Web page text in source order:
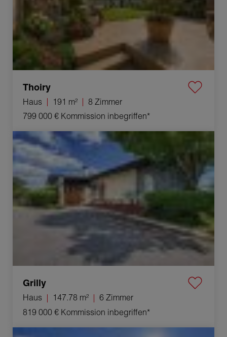
Thoiry
Haus 191 m²
8 Zimmer
799 000 € Kommission inbegriffen*
Verkauf Haus Grilly 6 Zimmer 147.78 m²
Grilly
Haus 147.78 m²
6 Zimmer
819 000 € Kommission inbegriffen*